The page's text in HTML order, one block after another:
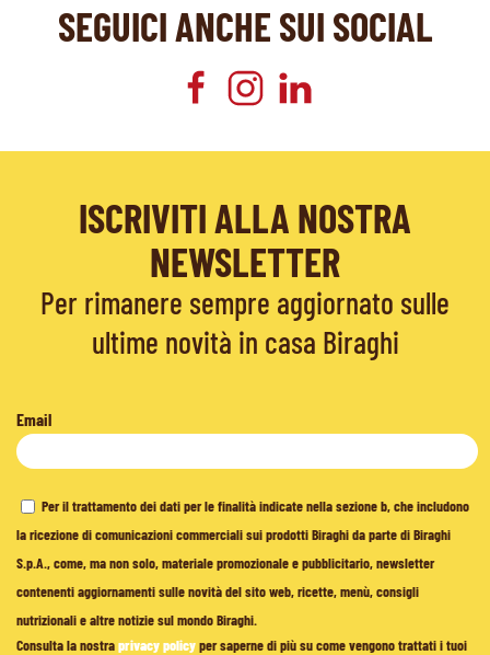
SEGUICI ANCHE SUI SOCIAL
ISCRIVITI ALLA NOSTRA
NEWSLETTER
Per rimanere sempre aggiornato sulle
ultime novità in casa Biraghi
Email
Per il trattamento dei dati per le finalità indicate nella sezione b, che includono
la ricezione di comunicazioni commerciali sui prodotti Biraghi da parte di Biraghi
S.p.A., come, ma non solo, materiale promozionale e pubblicitario, newsletter
contenenti aggiornamenti sulle novità del sito web, ricette, menù, consigli
nutrizionali e altre notizie sul mondo Biraghi.
Consulta la nostraprivacy policyper saperne di più su come vengono trattati i tuoi